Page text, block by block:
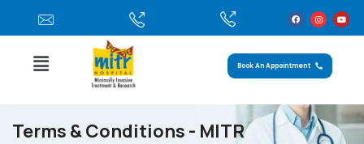
Book An Appointment
Terms & Conditions - MITR